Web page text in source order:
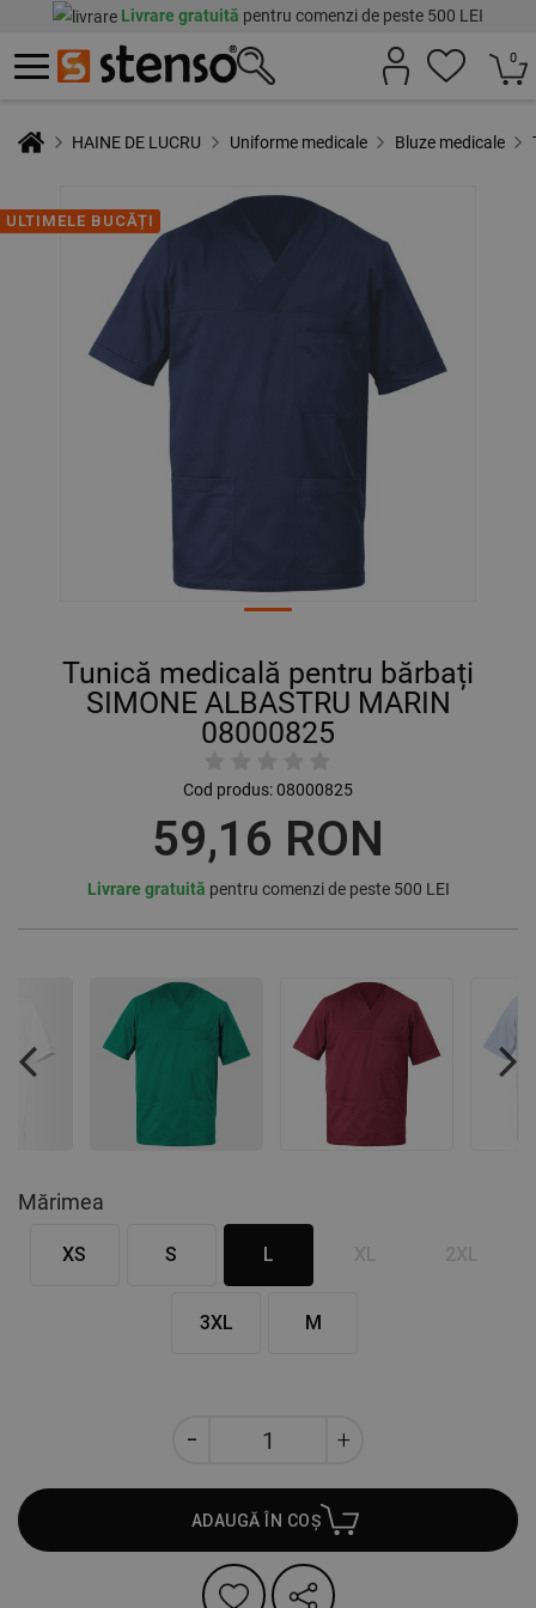
Livrare gratuită pentru comenzi de peste 500 LEI
0
HAINE DE LUCRU Uniforme medicale Bluze medicale
ULTIMELE BUCĂȚI
Tunică medicală pentru bărbați
SIMONE ALBASTRU MARIN
08000825
Cod produs:08000825
59,16 RON
Livrare gratuită pentru comenzi de peste 500 LEI
Previous
Mărimea
XS S L
3XL M
ADAUGĂ ÎN COȘ